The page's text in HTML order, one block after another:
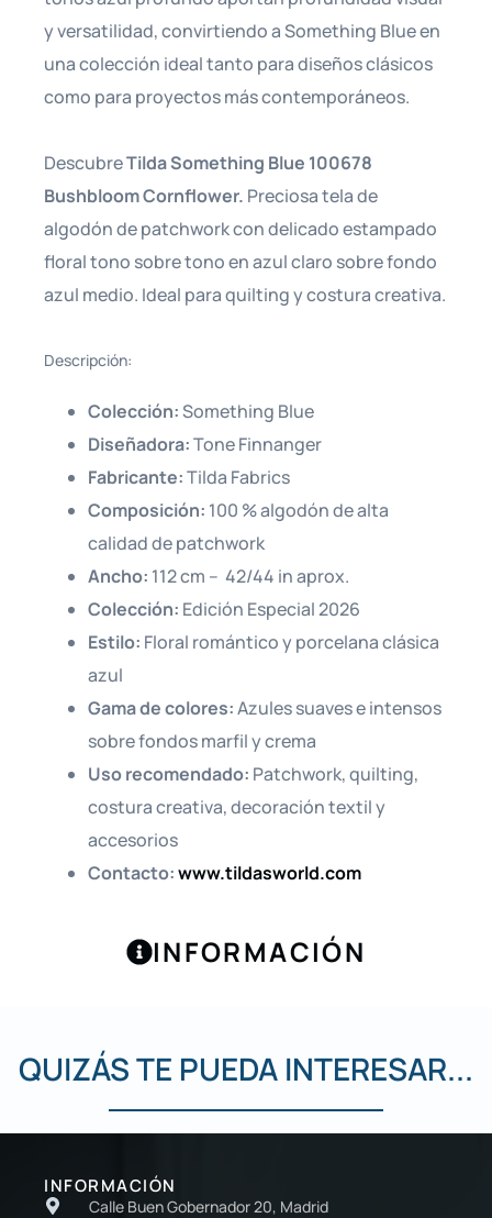
INFORMACIÓN
y versatilidad, convirtiendo a Something Blue en
una colección ideal tanto para diseños clásicos
como para proyectos más contemporáneos.
DescubreTilda Something Blue 100678
Bushbloom Cornflower. Preciosa tela de
algodón de patchwork con delicado estampado
floral tono sobre tono en azul claro sobre fondo
azul medio. Ideal para quilting y costura creativa.
Descripción:
Colección:Something Blue
Diseñadora:Tone Finnanger
Fabricante:Tilda Fabrics
Composición: 100 % algodón de alta
calidad de patchwork
Ancho: 112 cm – 42/44 in aprox.
Colección: Edición Especial 2026
Estilo: Floral romántico y porcelana clásica
azul
Gama de colores:Azules suaves e intensos
sobre fondos marfil y crema
Uso recomendado: Patchwork, quilting,
costura creativa, decoración textil y
accesorios
Contacto:www.tildasworld.com
QUIZÁS TE PUEDA INTERESAR...
INFORMACIÓN
Calle Buen Gobernador 20, Madrid